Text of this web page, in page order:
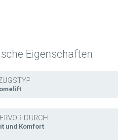
Eigenschaften
DURCH
und Komfort